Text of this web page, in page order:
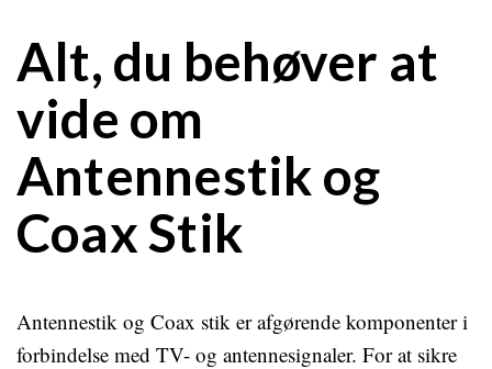
Alt, du behøver at
vide om
Antennestik og
Coax Stik
Antennestik og Coax stik er afgørende komponenter i
forbindelse med TV- og antennesignaler. For at sikre